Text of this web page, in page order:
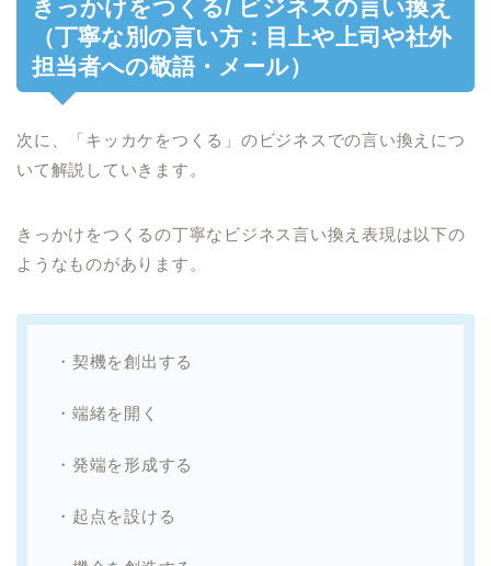
きっかけをつくる/ ビジネスの言い換え
（丁寧な別の言い方：目上や上司や社外
担当者への敬語・メール）
次に、「キッカケをつくる」のビジネスでの言い換えにつ
いて解説していきます。
きっかけをつくるの丁寧なビジネス言い換え表現は以下の
ようなものがあります。
・契機を創出する
・端緒を開く
・発端を形成する
・起点を設ける